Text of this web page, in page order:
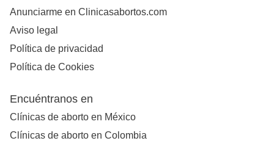
Anunciarme en Clinicasabortos.com
Aviso legal
Política de privacidad
Política de Cookies
Encuéntranos en
Clínicas de aborto en México
Clínicas de aborto en Colombia